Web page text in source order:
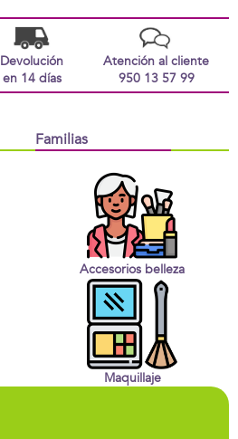
Devolución
en 14 días
Atención al cliente
950 13 57 99
Familias
Accesorios belleza
Maquillaje